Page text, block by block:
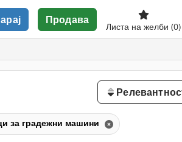
Продава
Листа на желби (0)
за градежни машини